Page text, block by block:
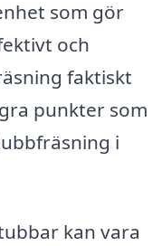
som gör
och
faktiskt
punkter som
i
kan vara